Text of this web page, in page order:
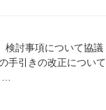
検討事項について協議
手引きの改正について
…